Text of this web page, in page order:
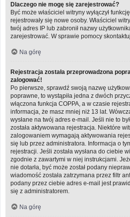
Dlaczego nie mogę się zarejestrować?
Być może właściciel witryny wyłączył
rejestrowały się nowe osoby. Właściciel
twój adres IP lub zabronił nazwy
zarejestrować. W sprawie pomocy
Na górę
Rejestracja została przeprowadzona
zalogować!
Po pierwsze, sprawdź swoją nazwę
poprawne, to wystąpiła jedna z dwóch
włączona funkcja COPPA, a w czasie
informacja, że masz mniej niż 13 lat.
wysłane na twój adres e-mail. Jeśli nie to
została aktywowana rejestracja. Niektóre
zalogowaniem wymagają aktywowania
się lub przez administratora. Informacja o
rejestracji. Jeśli została wysłana do ciebie
zgodnie z zawartymi w niej instrukcjami.
nie dotarła, być może został podany
wiadomość została zatrzymana przez filtr
podany przez ciebie adres e-mail jest
się z administratorem.
Na górę